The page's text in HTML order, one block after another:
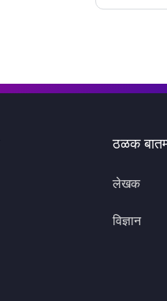
ठळक
लेखक
विज्ञान